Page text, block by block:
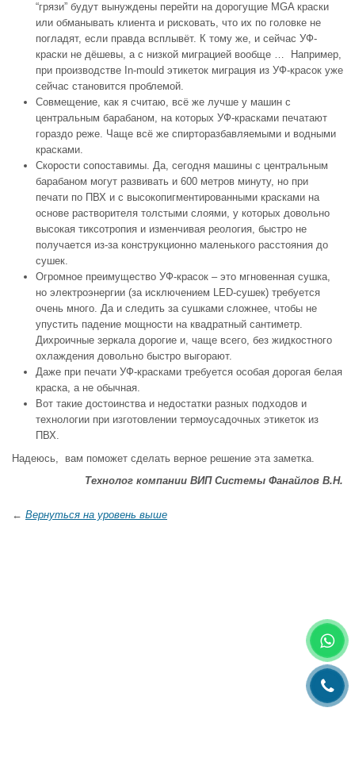
“грязи” будут вынуждены перейти на дорогущие MGA краски
или обманывать клиента и рисковать, что их по головке не
погладят, если правда всплывёт. К тому же, и сейчас УФ-
краски не дёшевы, а с низкой миграцией вообще … Например,
при производстве In-mould этикеток миграция из УФ-красок уже
сейчас становится проблемой.
Совмещение, как я считаю, всё же лучше у машин с
центральным барабаном, на которых УФ-красками печатают
гораздо реже. Чаще всё же спирторазбавляемыми и водными
красками.
Скорости сопоставимы. Да, сегодня машины с центральным
барабаном могут развивать и 600 метров минуту, но при
печати по ПВХ и с высокопигментированными красками на
основе растворителя толстыми слоями, у которых довольно
высокая тиксотропия и изменчивая реология, быстро не
получается из-за конструкционно маленького расстояния до
сушек.
Огромное преимущество УФ-красок – это мгновенная сушка,
но электроэнергии (за исключением LED-сушек) требуется
очень много. Да и следить за сушками сложнее, чтобы не
упустить падение мощности на квадратный сантиметр.
Дихроичные зеркала дорогие и, чаще всего, без жидкостного
охлаждения довольно быстро выгорают.
Даже при печати УФ-красками требуется особая дорогая белая
краска, а не обычная.
Вот такие достоинства и недостатки разных подходов и
технологии при изготовлении термоусадочных этикеток из
ПВХ.
Надеюсь, вам поможет сделать верное решение эта заметка.
Технолог компании ВИП Системы Фанайлов В.Н.
← Вернуться на уровень выше